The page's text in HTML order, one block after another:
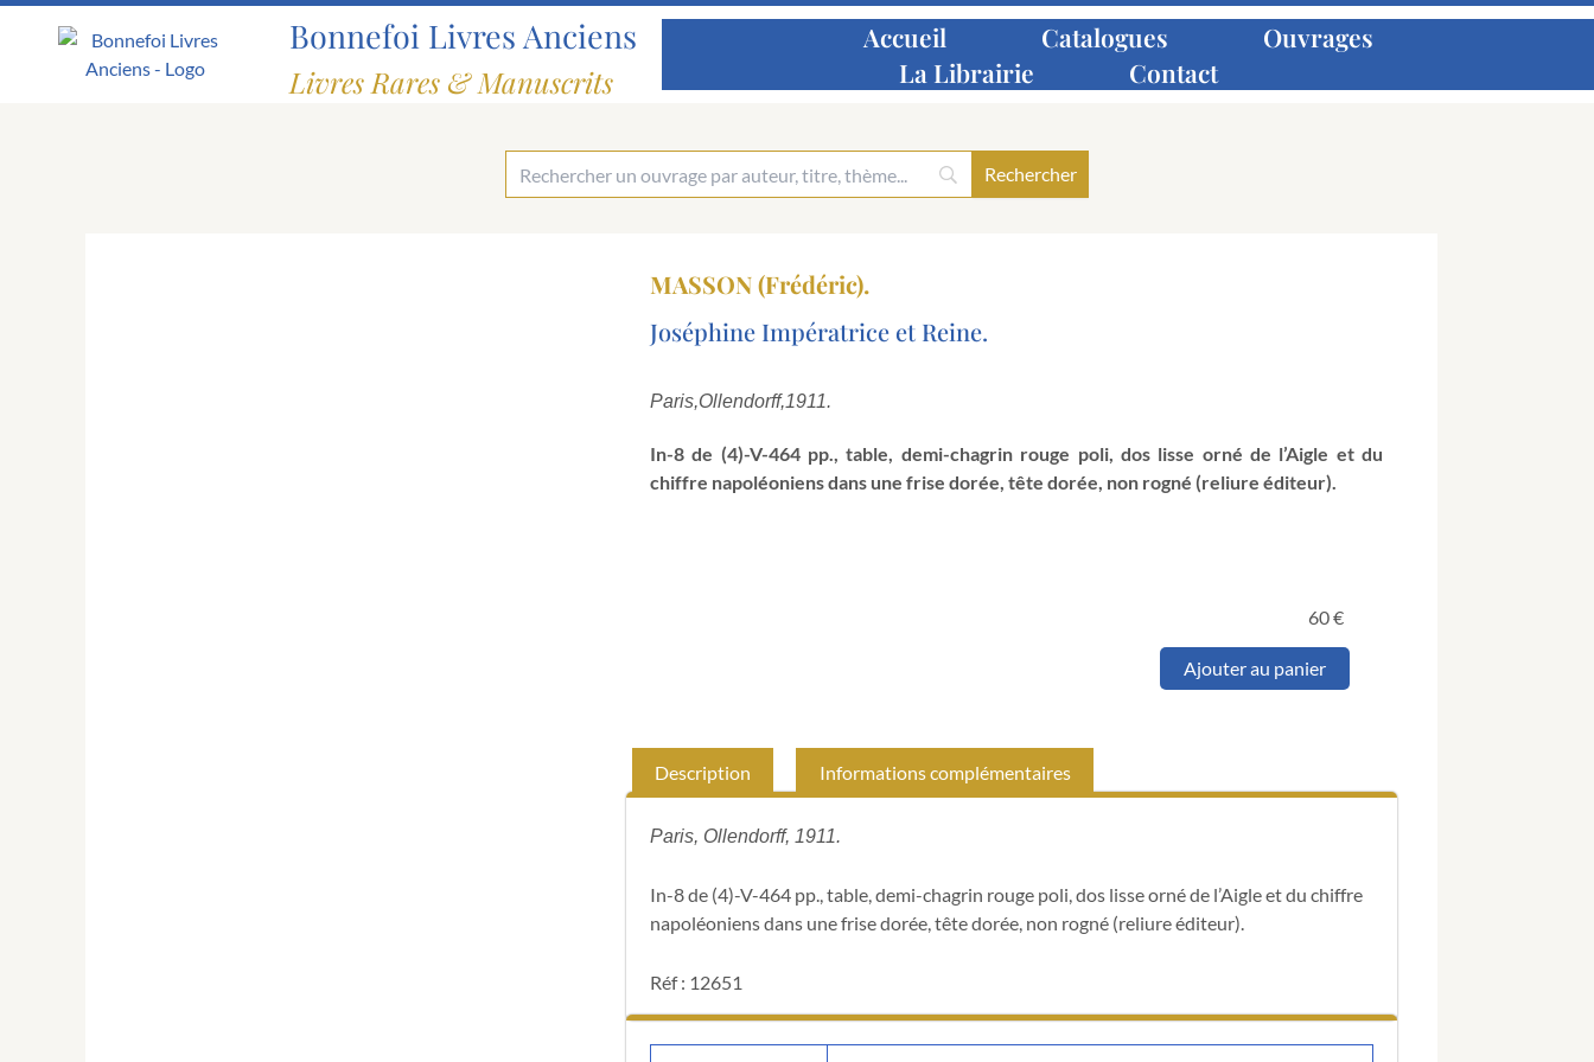
Aller
Bonnefoi Livres Anciens
Livres Rares & Manuscrits
Accueil Catalogues
Ouvrages
La Librairie
Contact
MASSON (Frédéric).
Joséphine Impératrice et Reine.
Paris,Ollendorff,1911.
In-8 de (4)-V-464 pp., table, demi-chagrin rouge poli, dos lisse orné de l’Aigle et du
chiffre napoléoniens dans une frise dorée, tête dorée, non rogné (reliure éditeur).
60€
quantité
et
Ajouter au panier
Description Informations complémentaires
Paris, Ollendorff, 1911.
In-8 de (4)-V-464 pp., table, demi-chagrin rouge poli, dos lisse orné de l’Aigle et du chiffre
napoléoniens dans une frise dorée, tête dorée, non rogné (reliure éditeur).
Réf : 12651